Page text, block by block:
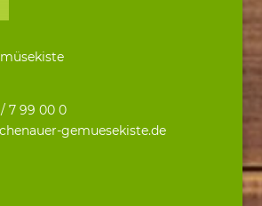
7 99 00 0
gemuesekiste.de